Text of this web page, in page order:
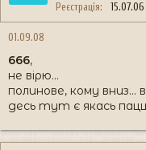
Реєстрація 15.07.06
01.09.08
666,
не вірю...
полинове, кому вниз...
десь тут є якась